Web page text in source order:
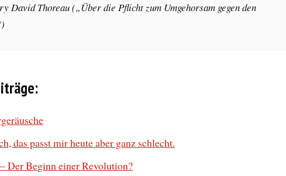
David Thoreau („Über die Pflicht zum Umgehorsam gegen den
das passt mir heute aber ganz schlecht.
Der Beginn einer Revolution?